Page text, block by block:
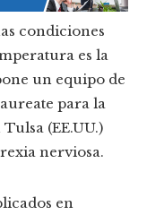
condiciones
es la
un equipo de
para la
(EE.UU.)
nerviosa.
en